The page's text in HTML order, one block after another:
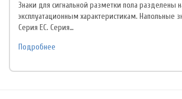
Знаки для сигнальной разметки пола разделены
эксплуатационным характеристикам.
Серия EC. Серия…
Подробнее